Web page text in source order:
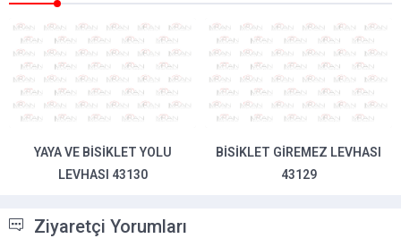
YAYA VE BISIKLET YOLU
LEVHASI 43130
BISIKLET GIREMEZ LEVHASI
43129
Ziyaretçi Yorumları